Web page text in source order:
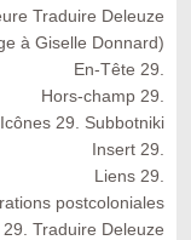
Traduire Deleuze
à Giselle Donnard)
En-Tête 29.
Hors-champ 29.
Icônes 29. Subbotniki
Insert 29.
Liens 29.
postcoloniales
Traduire Deleuze